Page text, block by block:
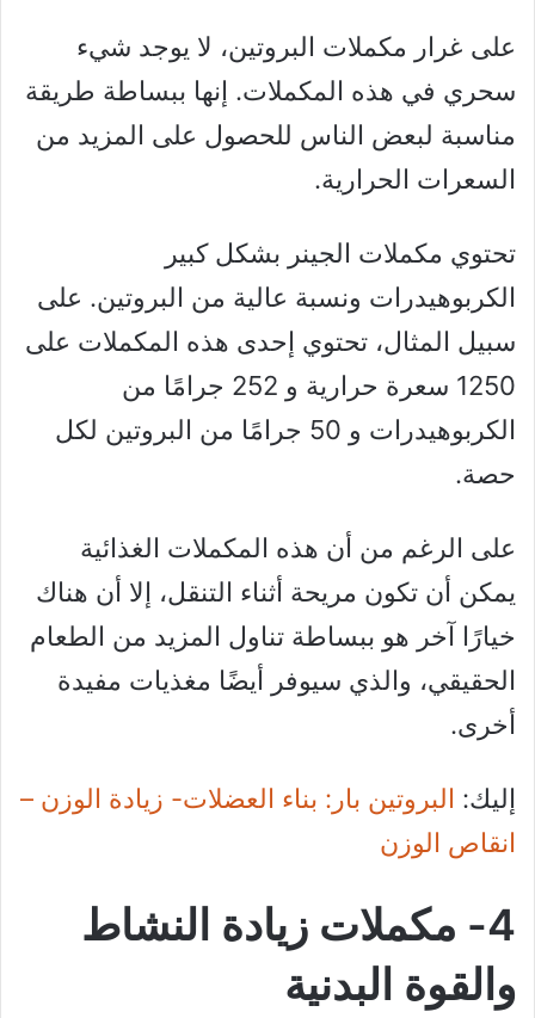
على غرار مكملات البروتين، لا يوجد شيء
سحري في هذه المكملات. إنها ببساطة طريقة
مناسبة لبعض الناس للحصول على المزيد من
السعرات الحرارية.
تحتوي مكملات الجينر بشكل كبير
الكربوهيدرات ونسبة عالية من البروتين. على
سبيل المثال، تحتوي إحدى هذه المكملات على
1250 سعرة حرارية و 252 جرامًا من
الكربوهيدرات و 50 جرامًا من البروتين لكل
حصة.
على الرغم من أن هذه المكملات الغذائية
يمكن أن تكون مريحة أثناء التنقل، إلا أن هناك
خيارًا آخر هو ببساطة تناول المزيد من الطعام
الحقيقي، والذي سيوفر أيضًا مغذيات مفيدة
أخرى.
إليك: البروتين بار: بناء العضلات- زيادة الوزن –
انقاص الوزن
4- مكملات زيادة النشاط
والقوة البدنية